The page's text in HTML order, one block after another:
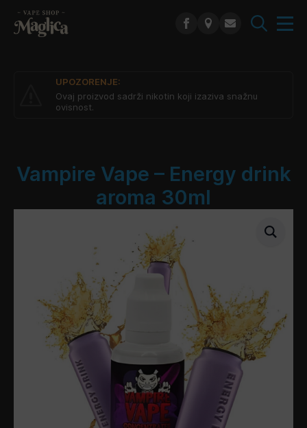
UPOZORENJE:
Ovaj proizvod sadrži nikotin koji izaziva snažnu
ovisnost.
Vampire Vape – Energy drink
aroma 30ml